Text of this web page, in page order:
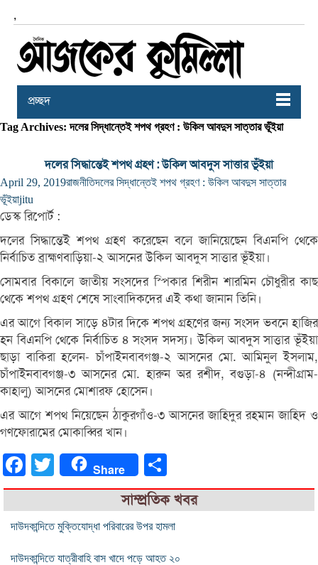
,
প্রচ্ছদ
Tag Archives: দলের সিদ্ধান্তেই শপথ গ্রহণ : উকিল আবদুস সাত্তার ভূঁইয়া
দলের সিদ্ধান্তেই শপথ গ্রহণ : উকিল আবদুস সাত্তার ভূঁইয়া
April 29, 2019রাজনীতিদলের সিদ্ধান্তেই শপথ গ্রহণ : উকিল আবদুস সাত্তার
ভূঁইয়াjitu
ডেস্ক রিপোর্ট :
দলের সিদ্ধান্তেই শপথ গ্রহণ করেছেন বলে জানিয়েছেন বিএনপি থেকে
নির্বাচিত ব্রাহ্মণবাড়িয়া-২ আসনের উকিল আবদুস সাত্তার ভূঁইয়া।
সোমবার বিকালে জাতীয় সংসদের স্পিকার শিরীন শারমিন চৌধুরীর কাছ
থেকে শপথ গ্রহণ শেষে সাংবাদিকদের এই কথা জানান তিনি।
এর আগে বিকাল সাড়ে ৪টার দিকে শপথ গ্রহণের জন্য সংসদ ভবনে হাজির
হন বিএনপি থেকে নির্বাচিত ৪ সংসদ সদস্য। উকিল আবদুস সাত্তার ভূঁইয়া
ছাড়া বাকিরা হলেন- চাঁপাইনবাবগঞ্জ-২ আসনের মো. আমিনুল ইসলাম,
চাঁপাইনবাবগঞ্জ-৩ আসনের মো. হারুন অর রশীদ, বগুড়া-৪ (নন্দীগ্রাম-
কাহালু) আসনের মোশারফ হোসেন।
এর আগে শপথ নিয়েছেন ঠাকুরগাঁও-৩ আসনের জাহিদুর রহমান জাহিদ ও
গণফোরামের মোকাব্বির খান।
FacebookTwitter Share
সাম্প্রতিক খবর
দাউদকান্দিতে মুক্তিযোদ্ধা পরিবারের উপর হামলা
দাউদকান্দিতে যাত্রীবাহি বাস খাদে পড়ে আহত ২০